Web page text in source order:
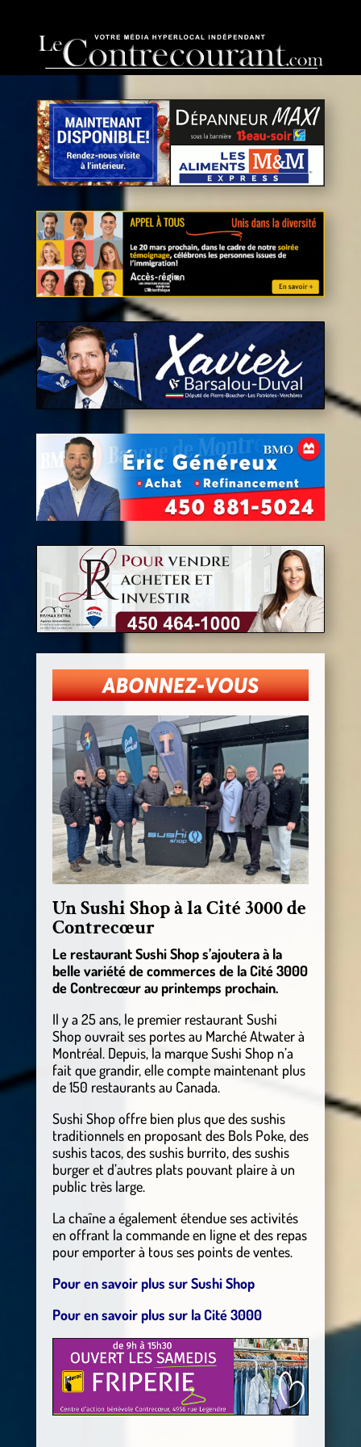
Un Sushi Shop à la Cité 3000 de
Contrecœur
Le restaurant Sushi Shop s’ajoutera à la
belle variété de commerces de la Cité 3000
de Contrecœur au printemps prochain.
Il y a 25 ans, le premier restaurant Sushi
Shop ouvrait ses portes au Marché Atwater à
Montréal. Depuis, la marque Sushi Shop n’a
fait que grandir, elle compte maintenant plus
de 150 restaurants au Canada.
Sushi Shop offre bien plus que des sushis
traditionnels en proposant des Bols Poke, des
sushis tacos, des sushis burrito, des sushis
burger et d’autres plats pouvant plaire à un
public très large.
La chaîne a également étendue ses activités
en offrant la commande en ligne et des repas
pour emporter à tous ses points de ventes.
Pour en savoir plus sur Sushi Shop
Pour en savoir plus sur la Cité 3000